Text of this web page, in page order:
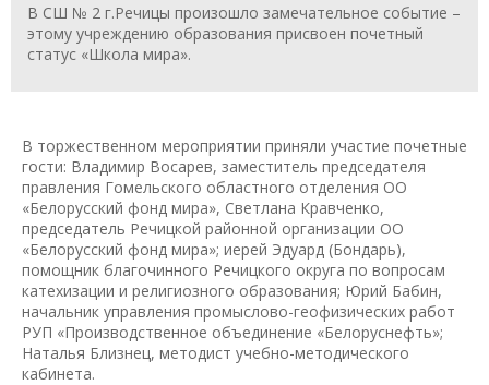
В СШ № 2 г.Речицы произошло замечательное событие –
этому учреждению образования присвоен почетный
статус «Школа мира».
В торжественном мероприятии приняли участие почетные
гости: Владимир Восарев, заместитель председателя
правления Гомельского областного отделения ОО
«Белорусский фонд мира», Светлана Кравченко,
председатель Речицкой районной организации ОО
«Белорусский фонд мира»; иерей Эдуард (Бондарь),
помощник благочинного Речицкого округа по вопросам
катехизации и религиозного образования; Юрий Бабин,
начальник управления промыслово-геофизических работ
РУП «Производственное объединение «Белоруснефть»;
Наталья Близнец, методист учебно-методического
кабинета.